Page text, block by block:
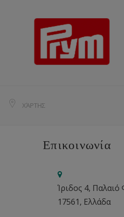
ΧΆΡΤΗΣ
Επικοινωνία
Ίριδος 4,
17561, Ελλάδα